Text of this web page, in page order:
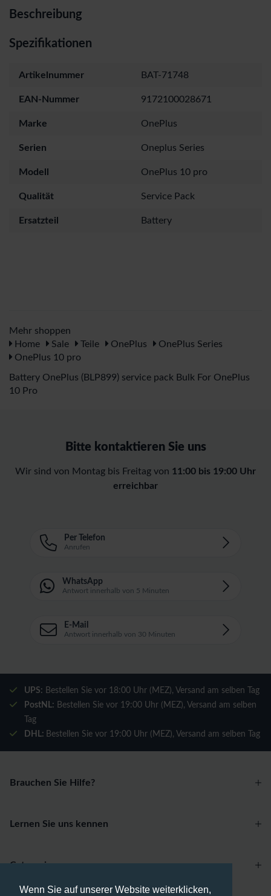
Wenn Sie auf unserer Website weiterklicken,
Beschreibung
Spezifikationen
Artikelnummer BAT-71748
EAN-Nummer 9172100028671
Marke OnePlus
Serien Oneplus Series
Modell OnePlus 10 pro
Qualität Service Pack
Ersatzteil Battery
Mehr shoppen
Home
Sale Teile OnePlus
OnePlus Series
OnePlus 10 pro
Battery OnePlus (BLP899) service pack Bulk For OnePlus
10 Pro
Bitte kontaktieren Sie uns
Wir sind von Montag bis Freitag von 11:00 bis 19:00 Uhr
erreichbar
Per Telefon
Anrufen
WhatsApp
Antwort innerhalb von 5 Minuten
E-Mail
Antwort innerhalb von 30 Minuten
UPS: Bestellen Sie vor 18:00 Uhr (MEZ), Versand am selben Tag
PostNL: Bestellen Sie vor 19:00 Uhr (MEZ), Versand am selben
Tag
DHL: Bestellen Sie vor 19:00 Uhr (MEZ), Versand am selben Tag
Brauchen Sie Hilfe?
Lernen Sie uns kennen
Categories